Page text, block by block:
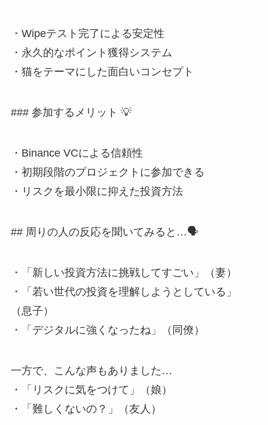
・Wipeテスト完了による安定性
・永久的なポイント獲得システム
・猫をテーマにした面白いコンセプト
### 参加するメリット 💡
・Binance VCによる信頼性
・初期段階のプロジェクトに参加できる
・リスクを最小限に抑えた投資方法
## 周りの人の反応を聞いてみると…🗣️
・「新しい投資方法に挑戦してすごい」（妻）
・「若い世代の投資を理解しようとしている」
（息子）
・「デジタルに強くなったね」（同僚）
一方で、こんな声もありました…
・「リスクに気をつけて」（娘）
・「難しくないの？」（友人）